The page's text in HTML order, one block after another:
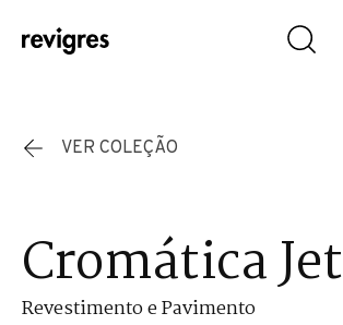
Saltar para o conteúdo principal
VER COLEÇÃO
Cromática Jet
Revestimento e Pavimento